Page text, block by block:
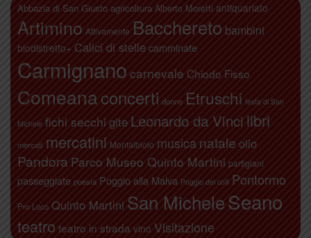
Abbazia di San Giusto agricoltura Alberto Moretti antiquariato
Artimino Attivamente Bacchereto bambini
biodistretto+ Calici di stelle camminate
Carmignano carnevale Chiodo Fisso
Comeanaconcerti donne Etruschi festa di San
Michele fichi secchi gite Leonardo da Vinci libri
mercati mercatini Montalbiolo musica natale olio
Pandora Parco Museo Quinto Martini partigiani
passeggiate poesia Poggio alla Malva Poggio dei colli Pontormo
Pro Loco Quinto Martini San MicheleSeano
teatro teatro in strada vino Visitazione